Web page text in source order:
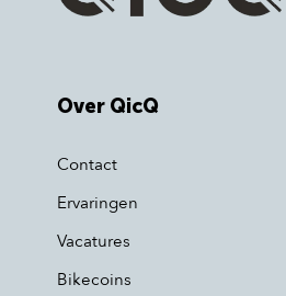
Over QicQ
Contact
Ervaringen
Vacatures
Bikecoins